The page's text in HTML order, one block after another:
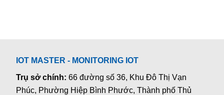
IOT MASTER - MONITORING IOT
Trụ sở chính:66 đường số 36, Khu Đô Thị Vạn
Phúc, Phường Hiệp Bình Phước, Thành phố Thủ